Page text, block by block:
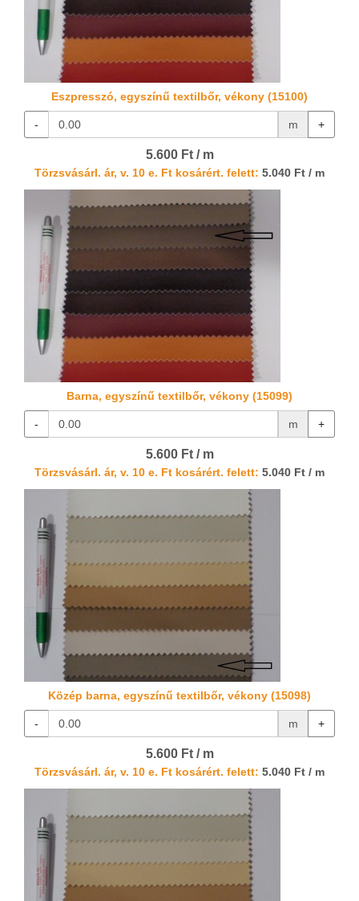
Eszpresszó, egyszínű textilbőr, vékony (15100)
- m +
5.600 Ft / m
Törzsvásárl. ár, v. 10 e. Ft kosárért. felett: 5.040 Ft / m
Barna, egyszínű textilbőr, vékony (15099)
- m +
5.600 Ft / m
Törzsvásárl. ár, v. 10 e. Ft kosárért. felett: 5.040 Ft / m
Közép barna, egyszínű textilbőr, vékony (15098)
- m +
5.600 Ft / m
Törzsvásárl. ár, v. 10 e. Ft kosárért. felett: 5.040 Ft / m